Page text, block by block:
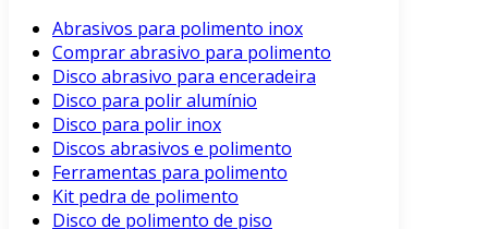
Abrasivos para polimento inox
Comprar abrasivo para polimento
Disco abrasivo para enceradeira
Disco para polir alumínio
Disco para polir inox
Discos abrasivos e polimento
Ferramentas para polimento
Kit pedra de polimento
Disco de polimento de piso